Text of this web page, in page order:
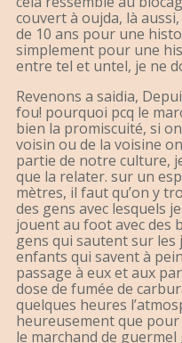
couvert à oujda, là
de 10 ans pour une
simplement pour une
entre tel et untel, je ne
Revenons a saidia,
fou! pourquoi pcq le
bien la promiscuité, si
voisin ou de la voisine
partie de notre culture,
que la relater. sur un
mètres, il faut qu’on y
des gens avec lesquels
jouent au foot avec des
gens qui sautent sur
enfants qui savent à
passage à eux et aux
dose de fumée de
quelques heures
heureusement que pour
le marchand de